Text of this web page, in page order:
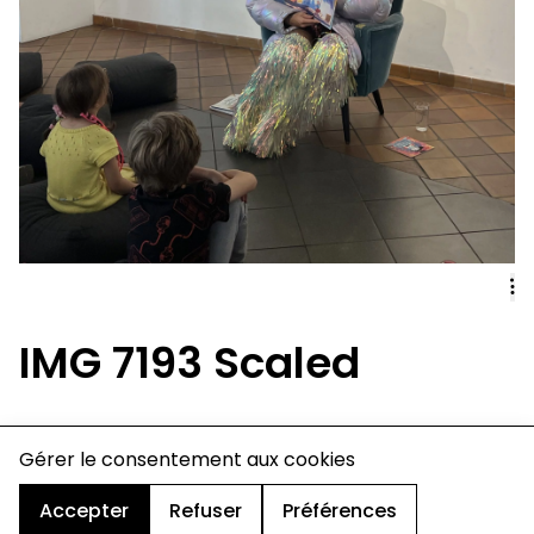
Gérer le consentement aux cookies
Accepter
Refuser Préférences
IMG 7193 Scaled
charte de confidentialité
mentions légales
cookies
design & développement :